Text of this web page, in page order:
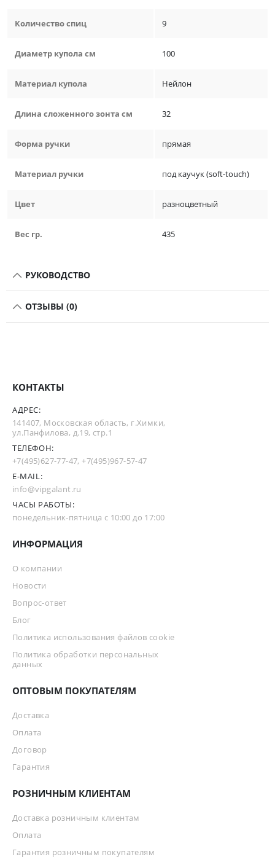
Количество спиц 9
Диаметр купола см 100
Материал купола Нейлон
Длина сложенного зонта см 32
Форма ручки прямая
Материал ручки под каучук (soft-touch)
Цвет разноцветный
Вес гр. 435
РУКОВОДСТВО
ОТЗЫВЫ (0)
КОНТАКТЫ
АДРЕС:
141407, Московская область, г.Химки,
ул.Панфилова, д.19, стр.1
ТЕЛЕФОН:
+7(495)627-77-47,+7(495)967-57-47
E-MAIL:
info@vipgalant.ru
ЧАСЫ РАБОТЫ:
понедельник-пятница с 10:00 до 17:00
ИНФОРМАЦИЯ
О компании
Новости
Вопрос-ответ
Блог
Политика использования файлов cookie
Политика обработки персональных
данных
ОПТОВЫМ ПОКУПАТЕЛЯМ
Доставка
Оплата
Договор
Гарантия
РОЗНИЧНЫМ КЛИЕНТАМ
Доставка розничным клиентам
Оплата
Гарантия розничным покупателям